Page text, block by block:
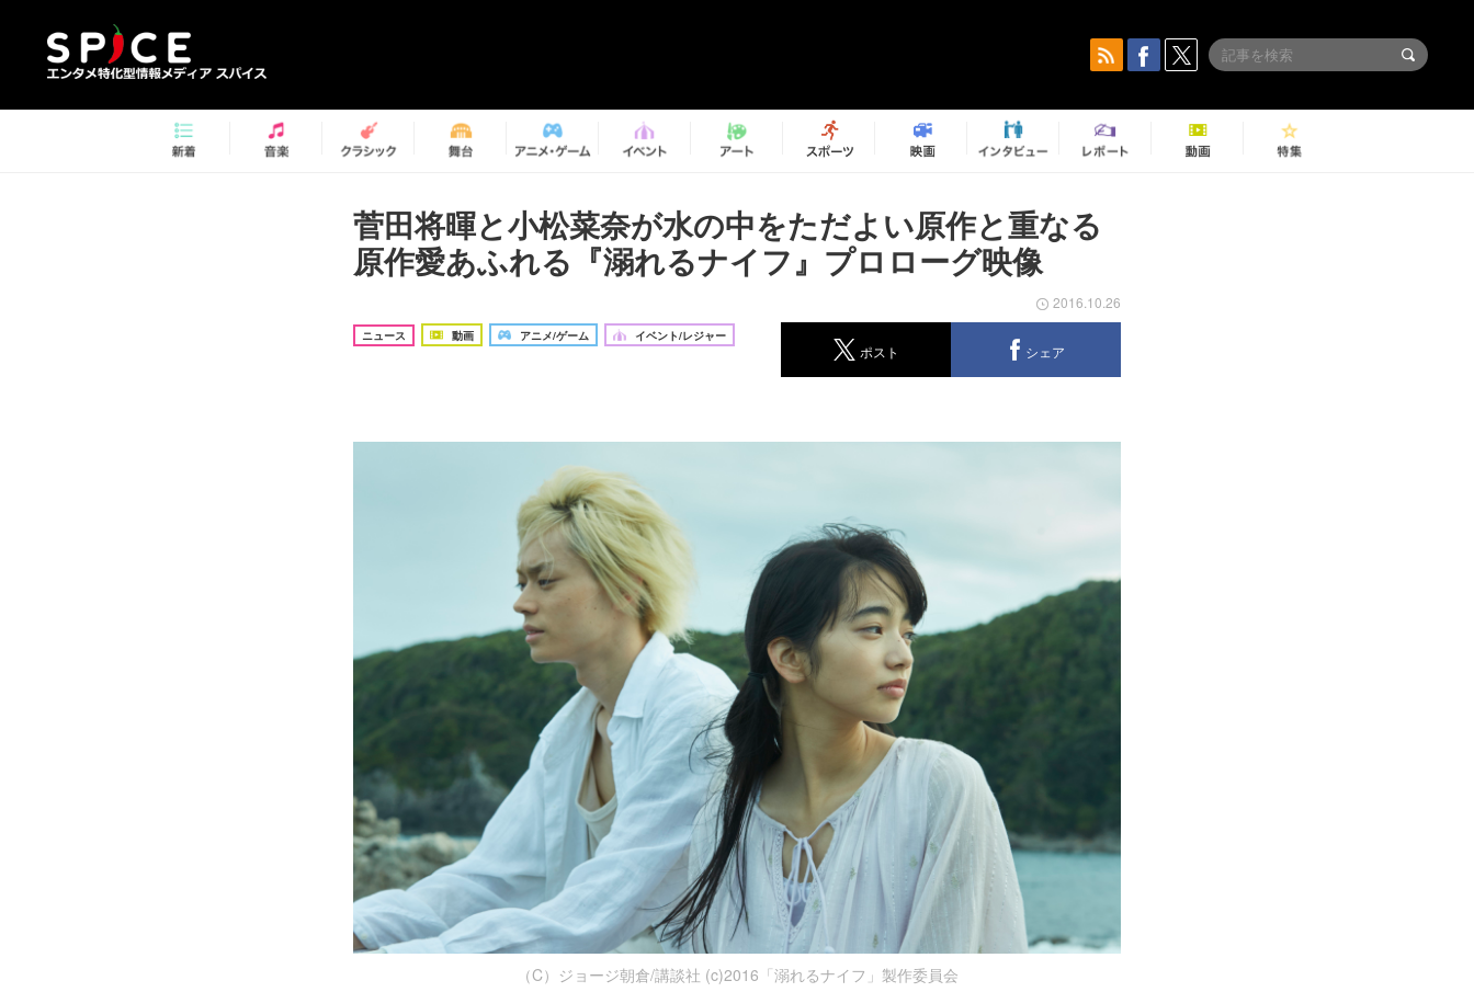
菅田将暉と小松菜奈が水の中をただよい原作と重なる
原作愛あふれる『溺れるナイフ』プロローグ映像
ニュース 動画 アニメ/ゲーム イベント/レジャー
2016.10.26
ポスト シェア
（C）ジョージ朝倉/講談社 (c)2016「溺れるナイフ」製作委員会